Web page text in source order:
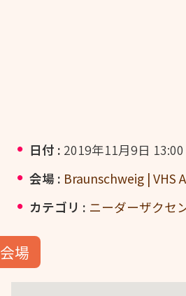
日付 : 2019年11月9日 13:00
会場 : Braunschweig | VHS
カテゴリ : ニーダーザクセ
会場